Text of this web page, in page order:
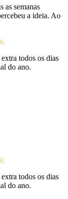
as semanas
a ideia. Ao
todos os dias
do ano.
todos os dias
do ano.